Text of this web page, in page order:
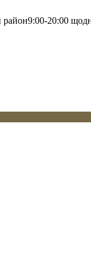
район9:00-20:00